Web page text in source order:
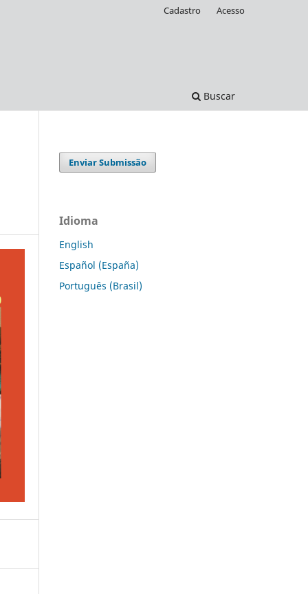
Buscar
Cadastro Acesso
Enviar Submissão
Idioma
English
Español (España)
Português (Brasil)